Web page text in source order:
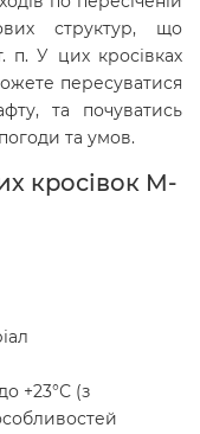
структур, що
п. У цих кросівках
пересуватися
та почуватись
та умов.
кросівок M-
+23°С (з